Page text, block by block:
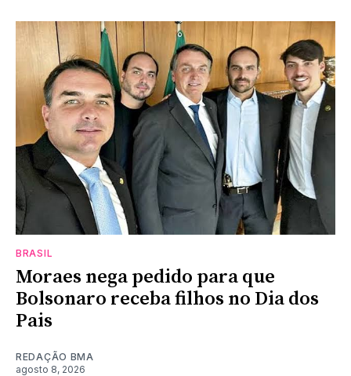
BRASIL
Moraes nega pedido para que
Bolsonaro receba filhos no Dia dos
Pais
REDAÇÃO BMA
agosto 8, 2026